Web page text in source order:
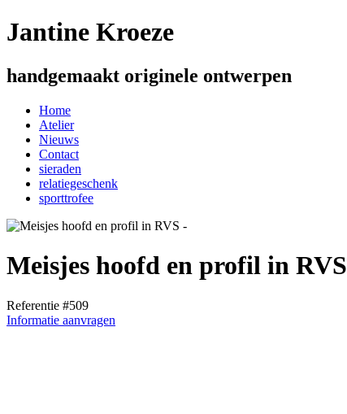
Jantine Kroeze
handgemaakt originele ontwerpen
Home
Atelier
Nieuws
Contact
sieraden
relatiegeschenk
sporttrofee
Meisjes hoofd en profil in RVS
Referentie #509
Informatie aanvragen